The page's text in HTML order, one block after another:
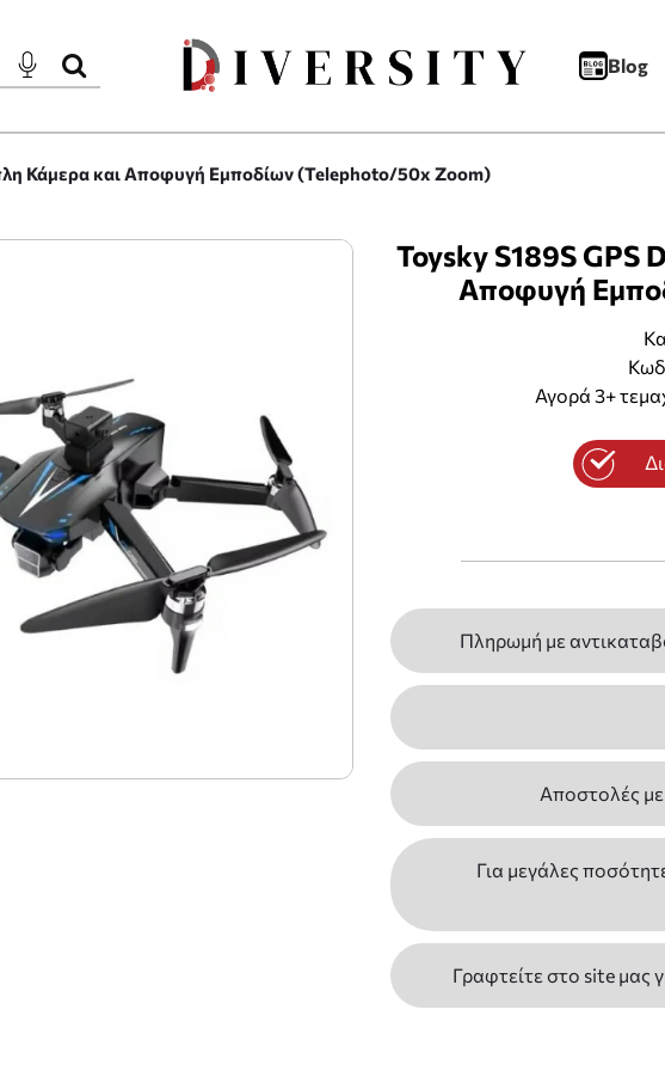
Blog
Κάμερα και Αποφυγή Εμποδίων (Telephoto/50x Zoom)
Toysky S189S GPS
Αποφυγή
Αγορά 3+
Πληρωμή με
Αποστολές
Για μεγάλες
Γραφτείτε στο site μας